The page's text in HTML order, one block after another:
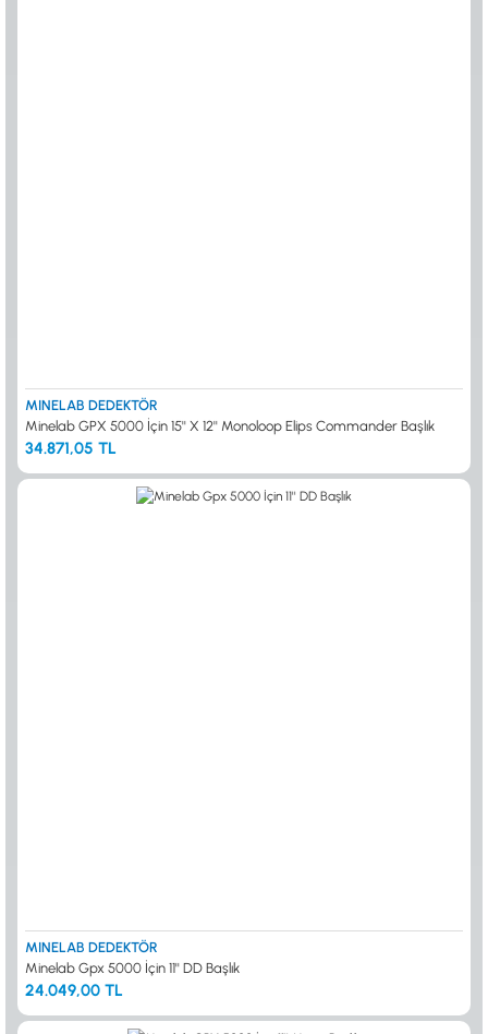
MINELAB DEDEKTÖR
Minelab GPX 5000 İçin 15'' X 12'' Monoloop Elips Commander Başlık
34.871,05 TL
MINELAB DEDEKTÖR
Minelab Gpx 5000 İçin 11'' DD Başlık
24.049,00 TL